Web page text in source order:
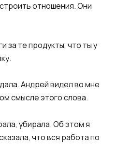
отношения. Они
за те продукты, что ты у
Андрей видел во мне
смысле этого слова.
убирала. Об этом я
что вся работа по